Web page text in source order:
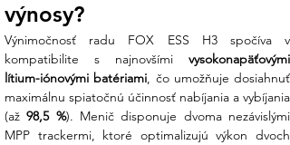
Koniec administratívnemu chaosu:
Vieme, že sa hneváte na nejasné
postupy a chýbajúce manuály. Ensun
vám dodá kompletnú dokumentáciu
potrebnú pre revíziu a distribučnú
sústavu a náš tím vás „podrží za ruku“
pri úvodnom nastavení systému.
výnosy?
Výnimočnosť radu FOX ESS H3 spočíva v
kompatibilite s najnovšími vysokonapäťovými
lítium-iónovými batériami, čo umožňuje dosiahnuť
maximálnu spiatočnú účinnosť nabíjania a vybíjania
(až 98,5 %). Menič disponuje dvoma nezávislými
MPP trackermi, ktoré optimalizujú výkon dvoch